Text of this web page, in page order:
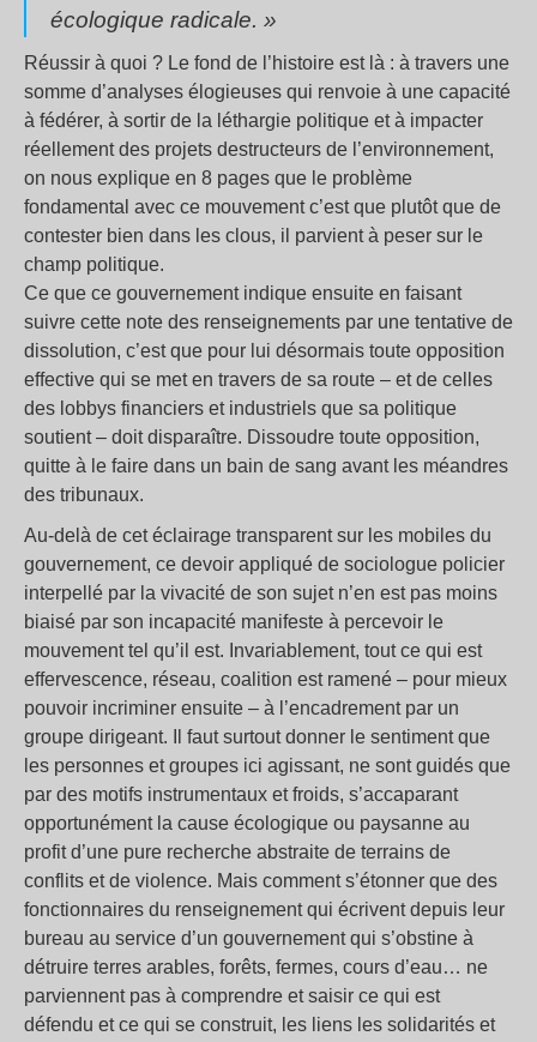
écologique radicale. »
Réussir à quoi ? Le fond de l’histoire est là : à travers une
somme d’analyses élogieuses qui renvoie à une capacité
à fédérer, à sortir de la léthargie politique et à impacter
réellement des projets destructeurs de l’environnement,
on nous explique en 8 pages que le problème
fondamental avec ce mouvement c’est que plutôt que de
contester bien dans les clous, il parvient à peser sur le
champ politique.
Ce que ce gouvernement indique ensuite en faisant
suivre cette note des renseignements par une tentative de
dissolution, c’est que pour lui désormais toute opposition
effective qui se met en travers de sa route – et de celles
des lobbys financiers et industriels que sa politique
soutient – doit disparaître. Dissoudre toute opposition,
quitte à le faire dans un bain de sang avant les méandres
des tribunaux.
Au-delà de cet éclairage transparent sur les mobiles du
gouvernement, ce devoir appliqué de sociologue policier
interpellé par la vivacité de son sujet n’en est pas moins
biaisé par son incapacité manifeste à percevoir le
mouvement tel qu’il est. Invariablement, tout ce qui est
effervescence, réseau, coalition est ramené – pour mieux
pouvoir incriminer ensuite – à l’encadrement par un
groupe dirigeant. Il faut surtout donner le sentiment que
les personnes et groupes ici agissant, ne sont guidés que
par des motifs instrumentaux et froids, s’accaparant
opportunément la cause écologique ou paysanne au
profit d’une pure recherche abstraite de terrains de
conflits et de violence. Mais comment s’étonner que des
fonctionnaires du renseignement qui écrivent depuis leur
bureau au service d’un gouvernement qui s’obstine à
détruire terres arables, forêts, fermes, cours d’eau… ne
parviennent pas à comprendre et saisir ce qui est
défendu et ce qui se construit, les liens les solidarités et